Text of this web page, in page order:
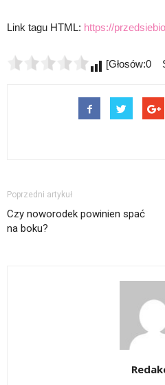
Link tagu HTML: https://
[Głosów:0
Poprzedni artykuł
Czy noworodek powinien spać
na boku?